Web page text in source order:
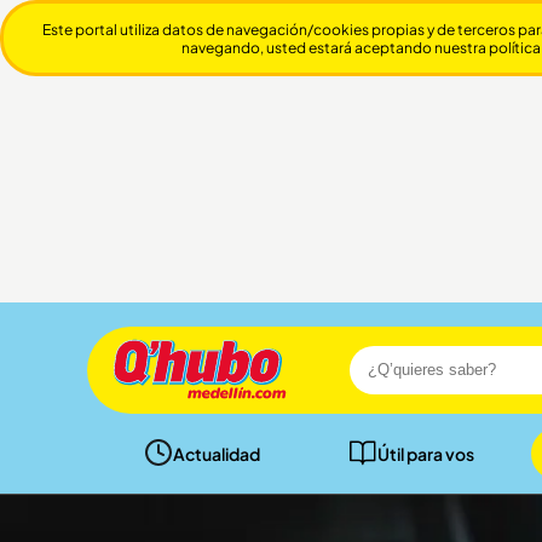
Actualidad Útil para vos
Este portal utiliza datos de navegación/cookies propias y de terceros
navegando, usted estará aceptando nuestra